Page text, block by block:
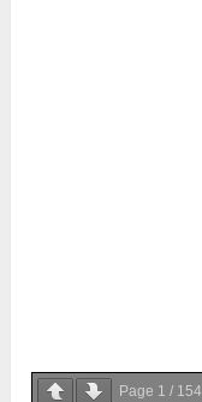
Page 1 / 154